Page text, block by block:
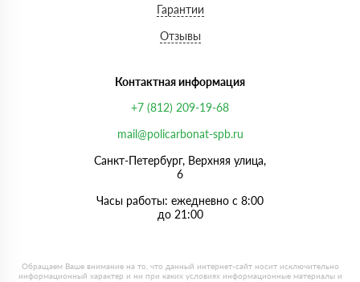
Гарантии
Отзывы
Контактная информация
+7 (812) 209-19-68
mail@policarbonat-spb.ru
Санкт-Петербург, Верхняя улица,
6
Часы работы: ежедневно с 8:00
до 21:00